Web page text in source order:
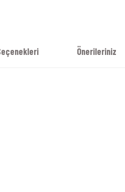
Önerileriniz